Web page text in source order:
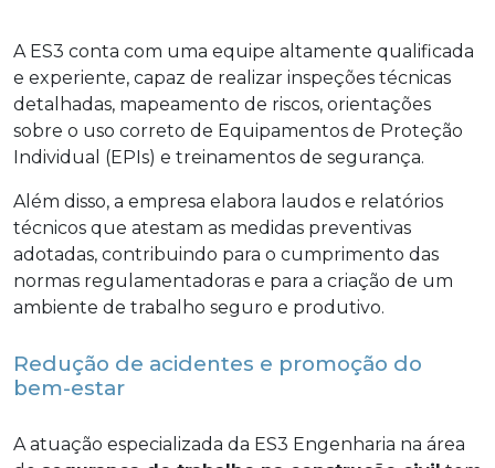
A ES3 conta com uma equipe altamente qualificada
e experiente, capaz de realizar inspeções técnicas
detalhadas, mapeamento de riscos, orientações
sobre o uso correto de Equipamentos de Proteção
Individual (EPIs) e treinamentos de segurança.
Além disso, a empresa elabora laudos e relatórios
técnicos que atestam as medidas preventivas
adotadas, contribuindo para o cumprimento das
normas regulamentadoras e para a criação de um
ambiente de trabalho seguro e produtivo.
Redução de acidentes e promoção do
bem-estar
A atuação especializada da ES3 Engenharia na área